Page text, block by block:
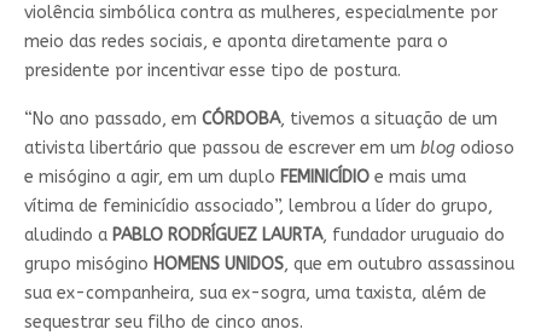
violência simbólica contra as mulheres, especialmente por
meio das redes sociais, e aponta diretamente para o
presidente por incentivar esse tipo de postura.
“No ano passado, em CÓRDOBA, tivemos a situação de um
ativista libertário que passou de escrever em um blogodioso
e misógino a agir, em um duplo FEMINICÍDIOe mais uma
vítima de feminicídio associado”, lembrou a líder do grupo,
aludindo a PABLO RODRÍGUEZ LAURTA, fundador uruguaio do
grupo misógino HOMENS UNIDOS, que em outubro assassinou
sua ex-companheira, sua ex-sogra, uma taxista, além de
sequestrar seu filho de cinco anos.